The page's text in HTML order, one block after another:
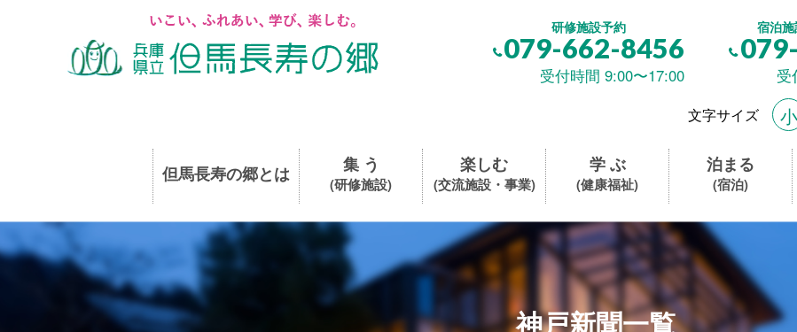
研修施設予約
079-662-8456
受付時間 9:00〜17:00
宿泊
受
文字サイズ 小
但馬長寿の郷とは 集 う
(研修施設)
楽しむ
(交流施設・事業)
学 ぶ
(健康福祉)
泊まる
(宿泊)
神戸新聞一覧